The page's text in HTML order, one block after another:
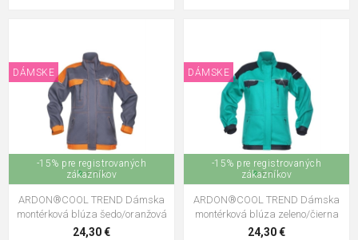
-15% pre registrovaných
zákazníkov
DÁMSKE
ARDON®COOL TREND Dámska
montérková blúza šedo/oranžová
24,30 €
-15% pre registrovaných
zákazníkov
DÁMSKE
ARDON®COOL TREND Dámska
montérková blúza zeleno/čierna
24,30 €